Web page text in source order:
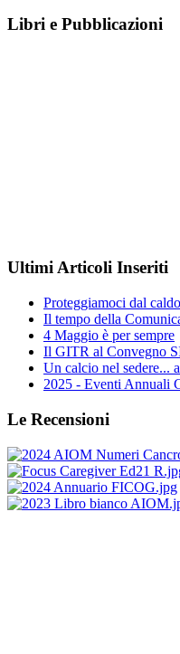
Libri e Pubblicazioni
Ultimi Articoli Inseriti
Proteggiamoci dal
Il tempo della
4 Maggio è per sempre
Il GITR al Convegno
Un calcio nel sedere...
2025 - Eventi
Le Recensioni